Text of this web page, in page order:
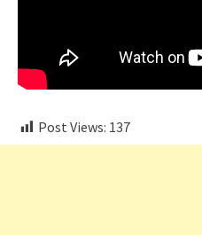
Post Views: 137